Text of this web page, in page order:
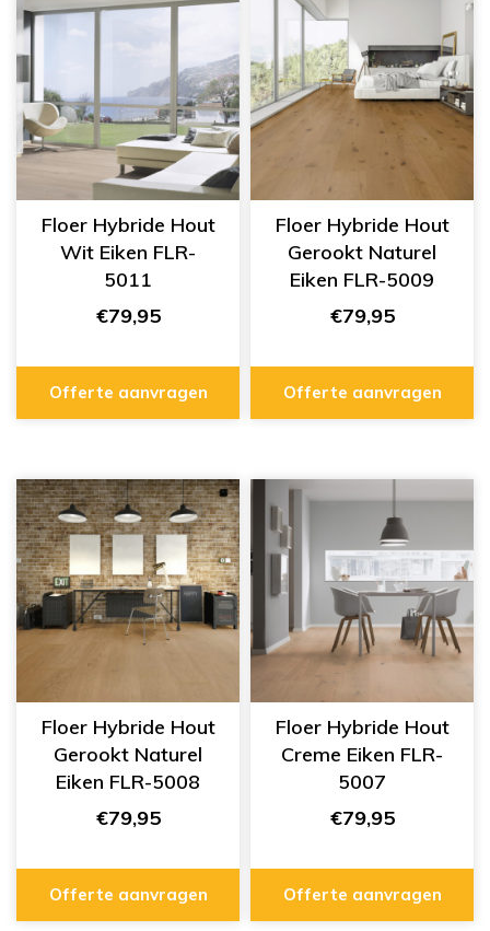
Floer Hybride Hout
Wit Eiken FLR-
5011
€79,95
Offerte aanvragen
Floer Hybride Hout
Gerookt Naturel
Eiken FLR-5009
€79,95
Offerte aanvragen
Floer Hybride Hout
Gerookt Naturel
Eiken FLR-5008
€79,95
Offerte aanvragen
Floer Hybride Hout
Creme Eiken FLR-
5007
€79,95
Offerte aanvragen